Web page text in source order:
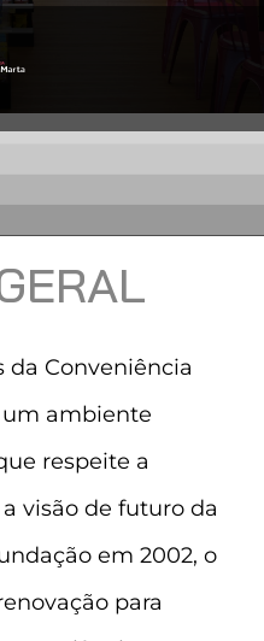
da Conveniência
um ambiente
respeite a
visão de futuro da
em 2002, o
para